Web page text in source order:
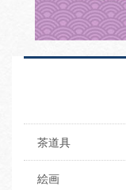
茶道具
絵画